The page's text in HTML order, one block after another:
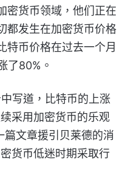
密货币领域，他们正在
都发生在加密货币价格
特币价格在过去一个月
了80%。
写道，比特币的上涨
采用加密货币的乐观
篇文章援引贝莱德的消
货币低迷时期采取行